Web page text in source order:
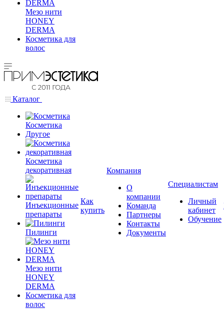
Мезо нити
HONEY
DERMA
Косметика для
волос
Каталог
Косметика
Другое
Косметика
декоративная
Инъекционные
препараты
Пилинги
Мезо нити
HONEY
DERMA
Косметика для
волос
Как
купить
Компания
О
компании
Команда
Партнеры
Контакты
Документы
Специалистам
Личный
кабинет
Обучение